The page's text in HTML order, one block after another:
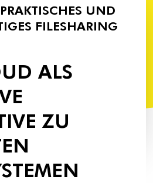
UND
FILESHARING
ALS
ZU